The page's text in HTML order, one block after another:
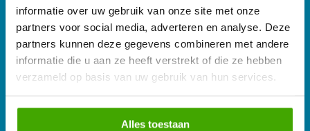
informatie over uw gebruik van onze site met onze
partners voor social media, adverteren en analyse. Deze
partners kunnen deze gegevens combineren met andere
informatie die u aan ze heeft verstrekt of die ze hebben
verzameld op basis van uw gebruik van hun services.
Alles toestaan